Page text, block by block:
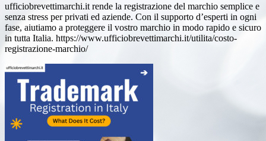
ufficiobrevettimarchi.it rende la registrazione del marchio semplice e
senza stress per privati ed aziende. Con il supporto d’esperti in ogni
fase, aiutiamo a proteggere il vostro marchio in modo rapido e sicuro
in tutta Italia. https://www.ufficiobrevettimarchi.it/utilita/costo-
registrazione-marchio/